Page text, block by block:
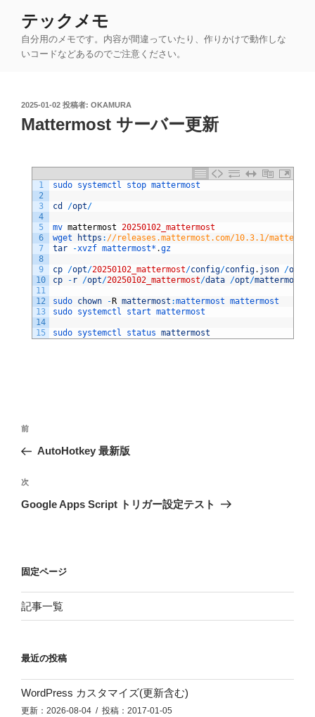
テックメモ
自分用のメモです。内容が間違っていたり、作りかけで動作しな
いコードなどあるのでご注意ください。
投
稿
日:
2025-01-02 投稿者: OKAMURA
Mattermost サーバー更新
1
2
3
4
5
6
7
8
9
10
11
12
13
14
15
sudo systemctl stop mattermost
cd /opt/
mv mattermost
20250102_mattermost
wget
https : //releases.mattermost.com/10.3.1/
tar
-xvzf mattermost* .gz
cp /opt/20250102_mattermost/config/config. json /opt
cp
- r /opt/20250102_mattermost/data /opt/mattermost
sudo chown -R mattermost :mattermost mattermost
sudo systemctl start mattermost
sudo systemctl status mattermost
投
ナ
ビ
ゲ
ン
前
の
稿
前
AutoHotkey 最新版
次
の
次
Google Apps Script トリガー設定テスト
固定ページ
記事一覧
最近の投稿
WordPress カスタマイズ(更新含む)
更新：2026-08-04 / 投稿：2017-01-05